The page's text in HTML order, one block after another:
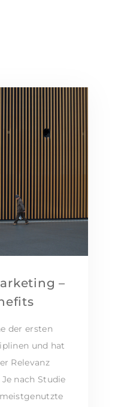
–
der ersten
und hat
Relevanz
nach Studie